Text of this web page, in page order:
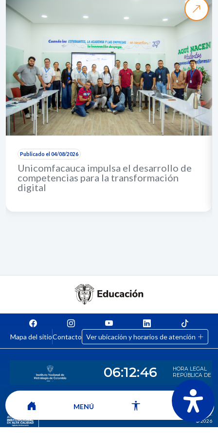
Publicado el 04/08/2026
Unicomfacauca impulsa el desarrollo de
competencias para la transformación
digital
Mapa del sitioContacto Ver ubicación y horarios de atención
CORPORACIÓN UNIVERSITARIA COMFACAUCA - UNICOMFACAUCA
Institución de Educación Superior sujeta a inspección y vigilancia por el
Ministerio de Educación Nacional.
© 2026
MENÚ